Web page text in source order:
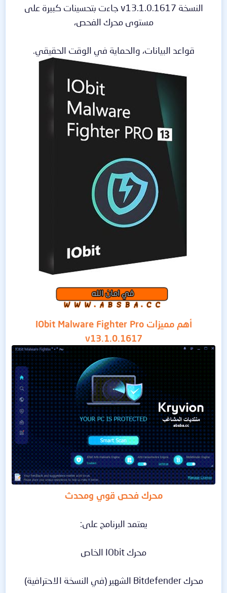
النسخة v13.1.0.1617 جاءت بتحسينات كبيرة على
مستوى محرك الفحص،
قواعد البيانات، والحماية في الوقت الحقيقي.
أهم مميزات IObit Malware Fighter Pro
v13.1.0.1617
محرك فحص قوي ومحدث
يعتمد البرنامج على:
محرك IObit الخاص
محرك Bitdefender الشهير (في النسخة الاحترافية)